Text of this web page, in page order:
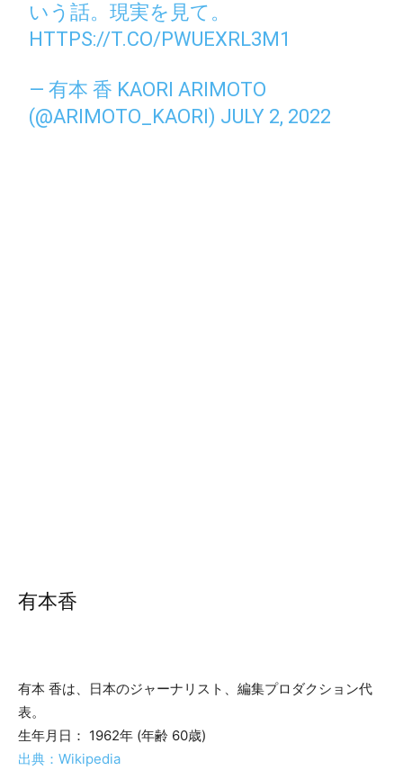
いう話。現実を見て。
HTTPS://T.CO/PWUEXRL3M1
— 有本 香 KAORI ARIMOTO
(@ARIMOTO_KAORI) JULY 2, 2022
有本香
有本 香は、日本のジャーナリスト、編集プロダクション代
表。
生年月日： 1962年 (年齢 60歳)
出典：Wikipedia